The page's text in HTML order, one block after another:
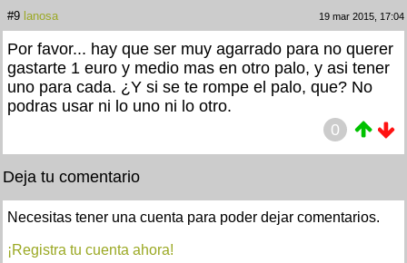
#9 lanosa 19 mar 2015, 17:04
Por favor... hay que ser muy agarrado para no querer
gastarte 1 euro y medio mas en otro palo, y asi tener
uno para cada. ¿Y si se te rompe el palo, que? No
podras usar ni lo uno ni lo otro.
0
Deja tu comentario
Necesitas tener una cuenta para poder dejar comentarios.
¡Registra tu cuenta ahora!